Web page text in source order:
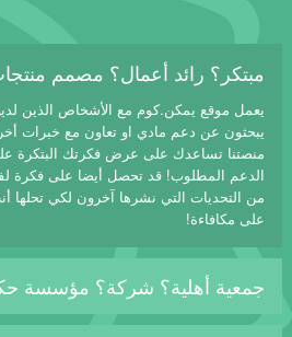
مبتكر؟ رائد أعمال؟ مصمم
يعمل موقع يمكن.كوم مع الأشخاص الذين
يبحثون عن دعم مادي او تعاون مع خبرات
منصتنا تساعدك على عرض فكرتك البتكرة
الدعم المطلوب! قد تحصل أيضا على فكرة
من التحديات التي نشرها آخرون لكي تحلها
على مكافاءة!
جمعية أهلية؟ شركة؟ مؤسسة